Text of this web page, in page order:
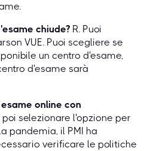
chiude? R. Puoi
VUE. Puoi scegliere se
un centro d'esame,
d'esame sarà
online con
selezionare l'opzione per
pandemia, il PMI ha
verificare le politiche